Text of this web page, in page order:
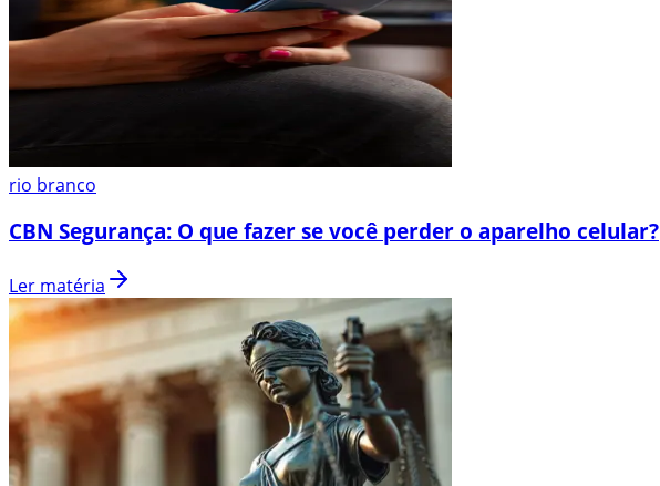
rio branco
CBN Segurança: O que fazer se você perder o aparelho celular?
Ler matéria